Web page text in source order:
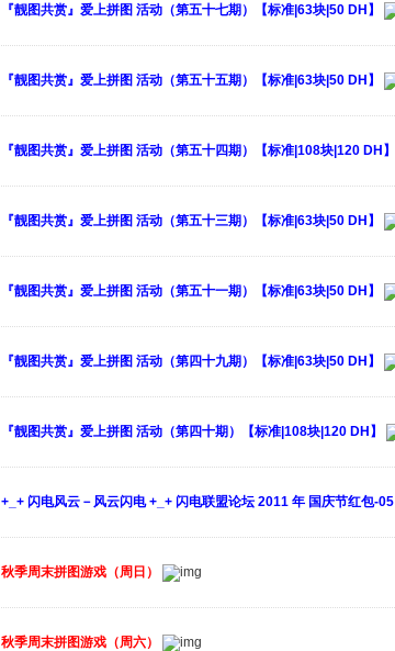
『靓图共赏』爱上拼图 活动（第五十七期）【标准|63块|50 DH】
『靓图共赏』爱上拼图 活动（第五十五期）【标准|63块|50 DH】
『靓图共赏』爱上拼图 活动（第五十四期）【标准|108块|120 DH】
『靓图共赏』爱上拼图 活动（第五十三期）【标准|63块|50 DH】
『靓图共赏』爱上拼图 活动（第五十一期）【标准|63块|50 DH】
『靓图共赏』爱上拼图 活动（第四十九期）【标准|63块|50 DH】
『靓图共赏』爱上拼图 活动（第四十期）【标准|108块|120 DH】
+_+ 闪电风云－风云闪电 +_+ 闪电联盟论坛 2011 年 国庆节红包-05
秋季周末拼图游戏（周日）
秋季周末拼图游戏（周六）